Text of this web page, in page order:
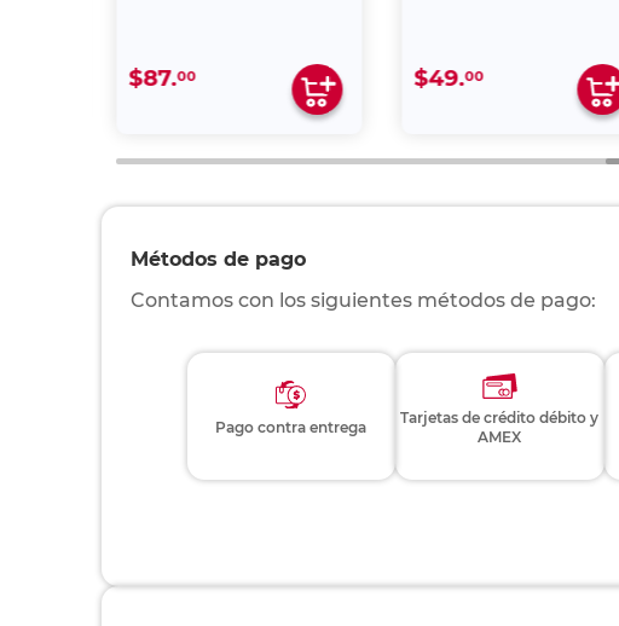
$87.00 $49.00
Métodos de pago
Contamos con los siguientes métodos de pago:
Pago contra entrega
Tarjetas de crédito débito y
AMEX